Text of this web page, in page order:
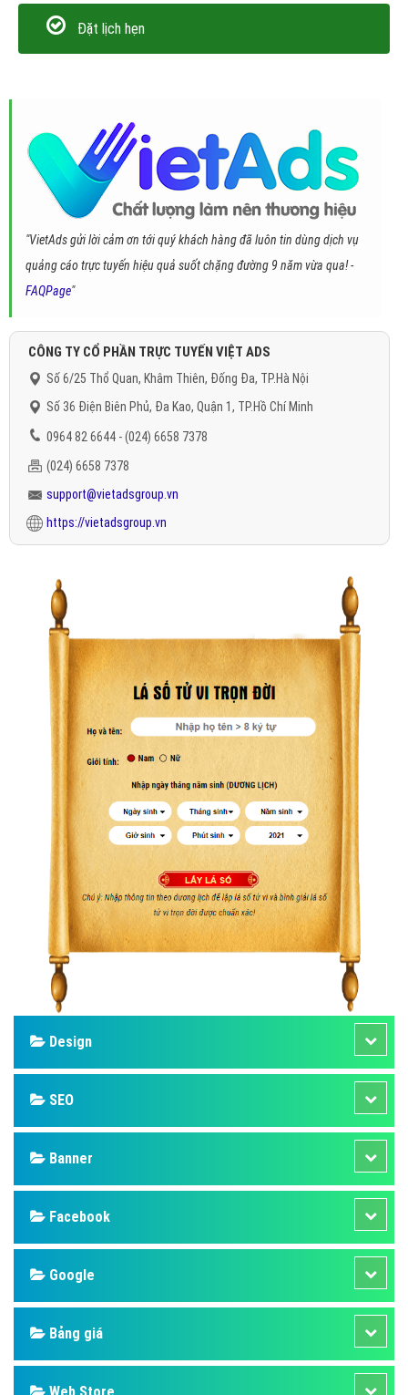
Đặt lịch hẹn
"VietAds gửi lời cảm ơn tới quý khách hàng đã luôn tin dùng dịch vụ
quảng cáo trực tuyến hiệu quả suốt chặng đường 9 năm vừa qua! -
FAQPage"
CÔNG TY CỔ PHẦN TRỰC TUYẾN VIỆT ADS
Số 6/25 Thổ Quan, Khâm Thiên, Đống Đa, TP.Hà Nội
Số 36 Điện Biên Phủ, Đa Kao, Quận 1, TP.Hồ Chí Minh
0964 82 6644 - (024) 6658 7378
(024) 6658 7378
support@vietadsgroup.vn
https://vietadsgroup.vn
Design
SEO
Banner
Facebook
Google
Bảng giá